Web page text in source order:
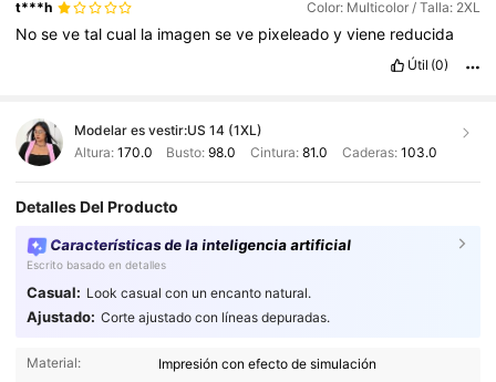
t***h Color: Multicolor / Talla: 2XL
Nosevetalcual la imagenseve pixeleadoyviene reducida
Útil (0)
Modelar es vestir:US 14 (1XL)
Altura: 170.0 Busto:98.0 Cintura: 81.0 Caderas: 103.0
Detalles Del Producto
Características de la inteligencia artificial
Escrito basado en detalles
Casual: Look casual con un encanto natural.
Ajustado: Corte ajustado con líneas depuradas.
Material:
Impresión con efecto de simulación